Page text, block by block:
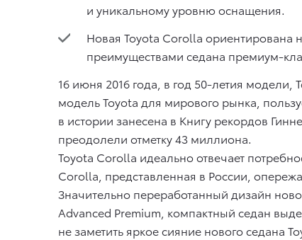
и уникальному уровню оснащения.
Новая Toyota Corolla
преимуществами седана премиум-
16 июня 2016 года, в год 50-летия
модель Toyota для мирового рынка,
в истории занесена в Книгу рекордов
преодолели отметку 43 миллиона.
Toyota Corolla идеально отвечает
Corolla, представленная в России,
Значительно переработанный дизайн
Advanced Premium, компактный седан
не заметить яркое сияние нового седана